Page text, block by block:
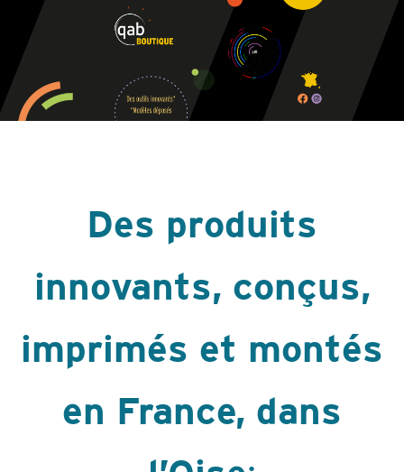
Des produits
innovants, conçus,
imprimés et montés
en France, dans